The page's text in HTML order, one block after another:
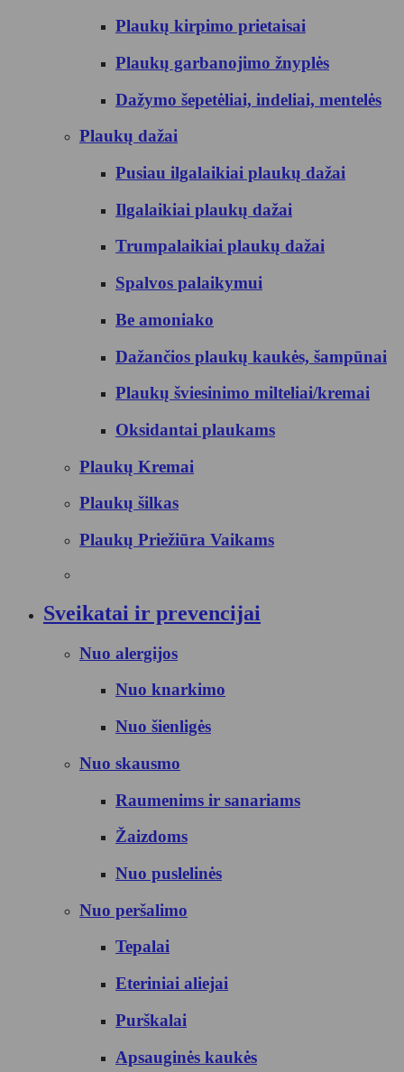
Plaukų kirpimo prietaisai
Plaukų garbanojimo žnyplės
Dažymo šepetėliai, indeliai, mentelės
Plaukų dažai
Pusiau ilgalaikiai plaukų dažai
Ilgalaikiai plaukų dažai
Trumpalaikiai plaukų dažai
Spalvos palaikymui
Be amoniako
Dažančios plaukų kaukės, šampūnai
Plaukų šviesinimo milteliai/kremai
Oksidantai plaukams
Plaukų Kremai
Plaukų šilkas
Plaukų Priežiūra Vaikams
Sveikatai ir prevencijai
Nuo alergijos
Nuo knarkimo
Nuo šienligės
Nuo skausmo
Raumenims ir sanariams
Žaizdoms
Nuo puslelinės
Nuo peršalimo
Tepalai
Eteriniai aliejai
Purškalai
Apsauginės kaukės